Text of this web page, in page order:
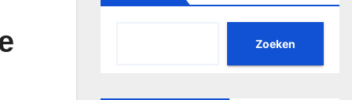
Zoeken